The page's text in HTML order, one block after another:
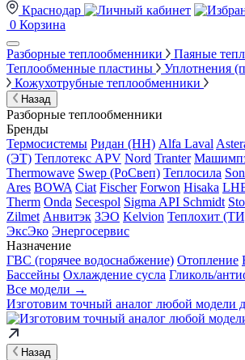
Краснодар
0 Корзина
Разборные теплообменники
Паяные
Теплообменные пластины
Уплотнения
Кожухотрубные теплообменники
Назад
Разборные теплообменники
Бренды
Термосистемы Ридан (НН) Alfa Laval
(ЭТ) Теплотекс APV Nord Tranter
Thermowave Swep (РоСвеп) Теплосила
Ares BOWA Ciat Fischer Forwon Hisaka
Therm Onda Secespol Sigma API Schmidt
Zilmet Анвитэк ЗЭО Kelvion Теплохит
ЭксЭко Энергосервис
Назначение
ГВС (горячее водоснабжение) Отопление
Бассейны Охлаждение сусла Гликоль/
Все модели →
Изготовим точный аналог любой модели
Назад